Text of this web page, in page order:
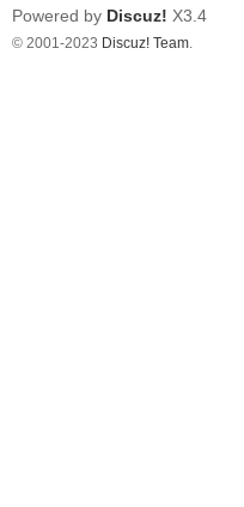
Powered by Discuz! X3.4
© 2001-2023 Discuz! Team.